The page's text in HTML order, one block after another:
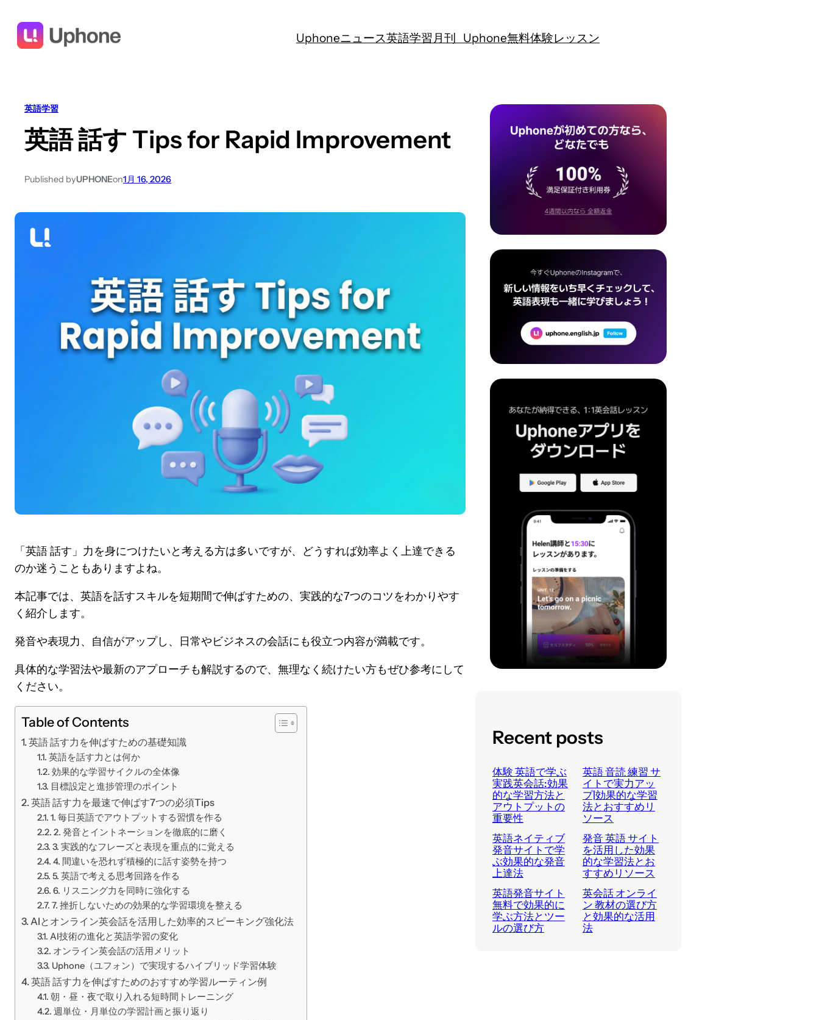
Uphoneニュース英語学習 月刊 Uphone無料体験レッスン
英語学習
英語 話す Tips for Rapid Improvement
Published byUPHONEon1月 16, 2026
「英語 話す」力を身につけたいと考える方は多いですが、どうすれば効率よく上達できる
のか迷うこともありますよね。
本記事では、英語を話すスキルを短期間で伸ばすための、実践的な7つのコツをわかりやす
く紹介します。
発音や表現力、自信がアップし、日常やビジネスの会話にも役立つ内容が満載です。
具体的な学習法や最新のアプローチも解説するので、無理なく続けたい方もぜひ参考にして
ください。
Table of Contents
英語 話す力を伸ばすための基礎知識
英語を話す力とは何か
効果的な学習サイクルの全体像
目標設定と進捗管理のポイント
英語 話す力を最速で伸ばす7つの必須Tips
1. 毎日英語でアウトプットする習慣を作る
2. 発音とイントネーションを徹底的に磨く
3. 実践的なフレーズと表現を重点的に覚える
4. 間違いを恐れず積極的に話す姿勢を持つ
5. 英語で考える思考回路を作る
6. リスニング力を同時に強化する
7. 挫折しないための効果的な学習環境を整える
AIとオンライン英会話を活用した効率的スピーキング強化法
AI技術の進化と英語学習の変化
オンライン英会話の活用メリット
Uphone（ユフォン）で実現するハイブリッド学習体験
英語 話す力を伸ばすためのおすすめ学習ルーティン例
朝・昼・夜で取り入れる短時間トレーニング
週単位・月単位の学習計画と振り返り
Recent posts
体験 英語で学ぶ
実践英会話:効果
的な学習方法と
アウトプットの
重要性
英語 音読 練習 サ
イトで実力アッ
プ|効果的な学習
法とおすすめリ
ソース
英語ネイティブ
発音サイトで学
ぶ効果的な発音
上達法
発音 英語 サイト
を活用した効果
的な学習法とお
すすめリソース
英語発音サイト
無料で効果的に
学ぶ方法とツー
ルの選び方
英会話 オンライ
ン 教材の選び方
と効果的な活用
法